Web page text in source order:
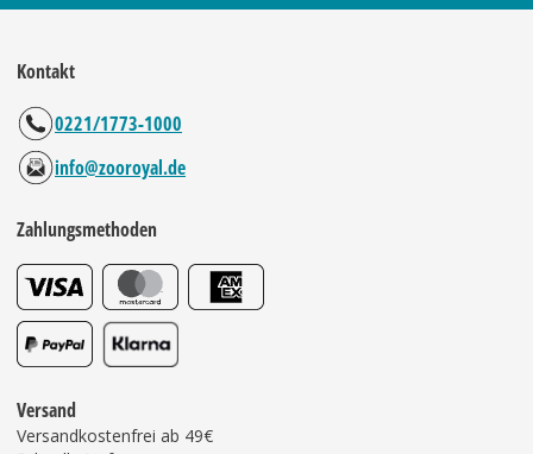
Kontakt
0221/1773-1000
info@zooroyal.de
Zahlungsmethoden
Versand
Versandkostenfrei ab 49€